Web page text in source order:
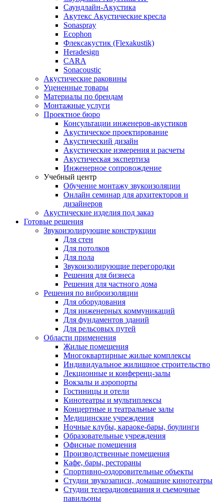
Саундлайн-Акустика
Акутекс Акустические кресла
Sonaspray
Ecophon
Флексакустик (Flexakustik)
Heradesign
CARA
Sonacoustic
Акустические раковины
Уцененные товары
Материалы по брендам
Монтажные услуги
Проектное бюро
Консультации инженеров-акустиков
Акустическое проектирование
Акустический дизайн
Акустические измерения и расчеты
Акустическая экспертиза
Инженерное сопровождение
Учебный центр
Обучение монтажу звукоизоляции
Онлайн семинар для архитекторов и
дизайнеров
Акустические изделия под заказ
Готовые решения
Звукоизолирующие конструкции
Для стен
Для потолков
Для пола
Звукоизолирующие перегородки
Решения для бизнеса
Решения для частного дома
Решения по виброизоляции
Для оборудования
Для инженерных коммуникаций
Для фундаментов зданий
Для рельсовых путей
Области применения
Жилые помещения
Многоквартирные жилые комплексы
Индивидуальное жилищное строительство
Лекционные и конференц-залы
Вокзалы и аэропорты
Гостиницы и отели
Кинотеатры и мультиплексы
Концертные и театральные залы
Медицинские учреждения
Ночные клубы, караоке-бары, боулинги
Образовательные учреждения
Офисные помещения
Производственные помещения
Кафе, бары, рестораны
Спортивно-оздоровительные объекты
Студии звукозаписи, домашние кинотеатры
Студии телерадиовещания и съемочные
павильоны